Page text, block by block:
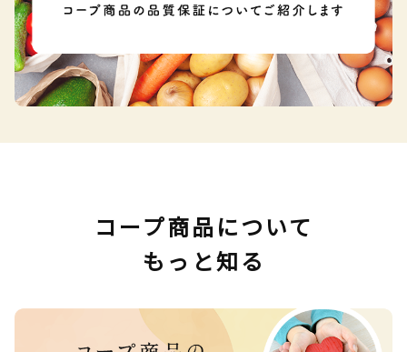
コープ商品について
もっと知る